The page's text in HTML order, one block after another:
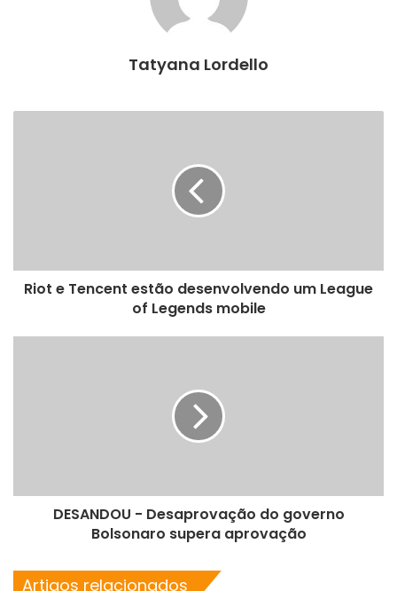
Tatyana Lordello
Riot e Tencent estão desenvolvendo um League
of Legends mobile
DESANDOU - Desaprovação do governo
Bolsonaro supera aprovação
Artigos relacionados